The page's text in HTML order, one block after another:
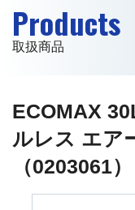
Products
取扱商品
ECOMAX
ルレス エア
（0203061）